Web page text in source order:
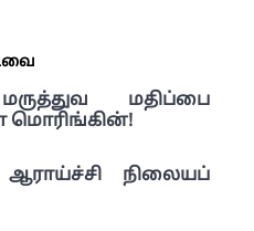
மதிப்பை
மொரிங்கின்!
நிலையப்